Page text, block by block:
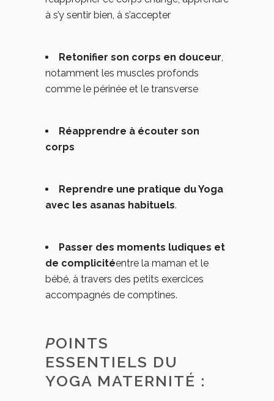
à s’y sentir bien, à s’accepter
Retonifier son corps en douceur,
notamment les muscles profonds
comme le périnée et le transverse
Réapprendre à écouter son
corps
Reprendre une pratique du Yoga
avec les asanas habituels.
Passer des moments ludiques et
de complicitéentre la maman et le
bébé, à travers des petits exercices
accompagnés de comptines.
POINTS
ESSENTIELS DU
YOGA MATERNITÉ :